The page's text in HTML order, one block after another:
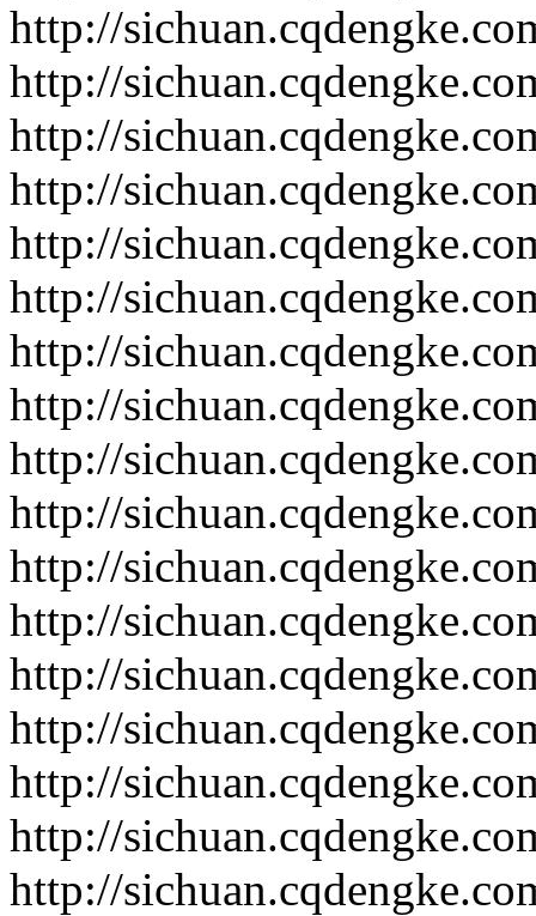
http://
http://
http://
http://
http://
http://
http://
http://
http://
http://
http://
http://
http://
http://
http://
http://
http://